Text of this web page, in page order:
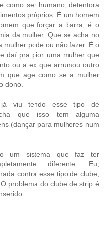
como ser humano, detentora
próprios. É um homem
que forçar a barra, é o
da mulher. Que se acha no
mulher pode ou não fazer. É o
daí pra pior uma mulher que
ou a ex que arrumou outro
que age como se a mulher
dono.
já viu tendo esse tipo de
que isso tem alguma
(dançar para mulheres num
um sistema que faz ter
diferente. Eu,
contra esse tipo de clube,
problema do clube de strip é